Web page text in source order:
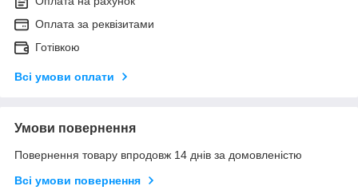
Оплата за реквізитами
Готівкою
Всі умови оплати
Умови повернення
Повернення товару впродовж 14 днів за домовленістю
Всі умови повернення